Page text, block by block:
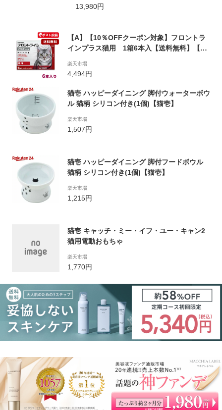
装 ハロウィン コスプ
バーグ
13,980円
【A】【10％OFFクーポン対象】フロントラ
インプラス猫用 1箱6本入【送料無料】【動
【5/23(火)20:00〜5/28(日)1:59】
楽天市場
4,494円
猫壱 ハッピーダイニング 脚付ウォーターボウ
ル 猫柄 シリコン付き(1個)【猫壱】
楽天市場
1,507円
猫壱 ハッピーダイニング 脚付フードボウル
猫柄 シリコン付き(1個)【猫壱】
楽天市場
1,215円
猫壱 キャッチ・ミー・イフ・ユー・キャン2
猫用電動おもちゃ
楽天市場
1,770円